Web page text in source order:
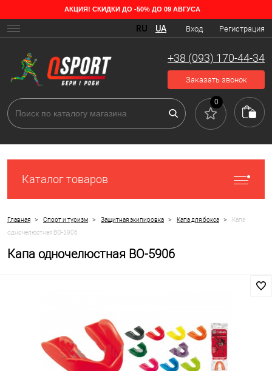
АКЦИЯ! СКИДКИ ДО -50% ДО 09 АВГУСА
Вход Регистрация
RU UA
+38 (093) 170-44-34
Заказать звонок
0
Каталог товаров
Главная > Спорт и туризм > Защитная экипировка > Капа для бокса >
Капа
одночелюстная BO-5906
Капа одночелюстная BO-5906